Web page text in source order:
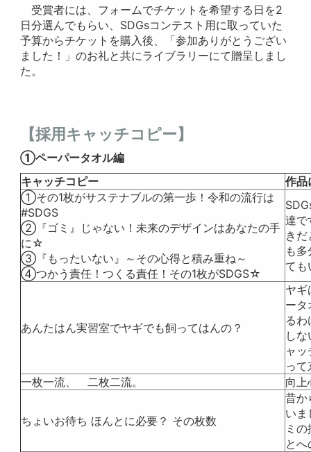
受賞者には、フォームでチケットを希望する日を2
日分選んでもらい、SDGsコンテスト用に取っていた
予算からチケットを購入後、「参加ありがとうござい
ました！」のお礼と共にライブラリーにて贈呈しまし
た。
【採用キャッチコピー】
①ペーパータオル編
キャッチコピー
作品
①その1枚がサステナブルの第一歩！令和の流行は
#SDGS
②『ゴミ』じゃない！未来のデザインはあなたの手
に☆
➂『もったいない』～その心得と積み重ね～
④つかう責任！つくる責任！その1枚がSDGS☆
達で
き
も
ても
あんたはん実習室でヤギでも飼ってはんの？
ヤギ
ータ
る
し
ャ
っ
一枚一流、 二枚二流。
向上
ちょいお待ち ほんとに必要？ その枚数
昔か
いま
ミ
と